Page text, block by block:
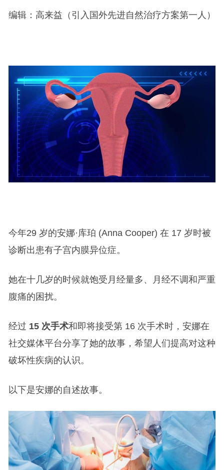
编辑：高来益（引入国外先进自然治疗方案第一人）
今年29 岁的安娜·库珀 (Anna Cooper) 在 17 岁时被
诊断出患有子宫内膜异位症。
她在十几岁的时候就饱受月经量多、月经不调和严重
腹痛的困扰。
经过 15 次手术和即将接受第 16 次手术时，安娜在
社交媒体平台分享了她的故事，希望人们提高对这种
破坏性疾病的认识。
以下是安娜的自述故事。